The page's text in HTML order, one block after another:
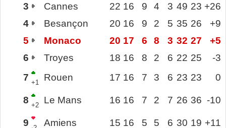
3
Cannes 22 16 9 4 3 49 23 +26
4
Besançon 20 16 9 2 5 35 26
+9
5
Monaco 20 17 6 8 3 32 27
+5
6
Troyes 18 16 8 2 6 22 25
-3
7 +1 Rouen 17 16 7 3 6 23 23 0
8 +2 Le Mans 16 16 7 2 7 26 36 -10
9 Amiens 15 16 5 5 6 30 19 +11